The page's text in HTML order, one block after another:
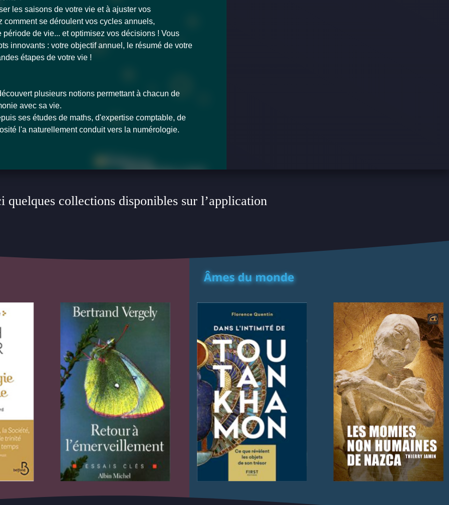
les saisons de votre vie et à ajuster vos
se déroulent vos cycles annuels,
de vie... et optimisez vos décisions ! Vous
innovants : votre objectif annuel, le résumé de votre
étapes de votre vie !
plusieurs notions permettant à chacun de
avec sa vie.
ses études de maths, d'expertise comptable, de
l'a naturellement conduit vers la numérologie.
quelques collections disponibles sur l’application